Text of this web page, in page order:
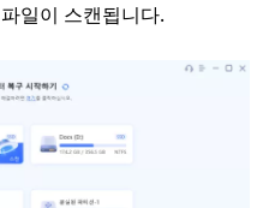
일이 스캔됩니다.